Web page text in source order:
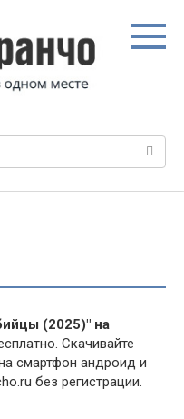
(2025)" на
Скачивайте
смартфон андроид и
без регистрации.